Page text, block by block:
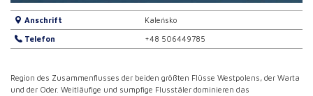
Anschrift Kaleńsko
Telefon +48 506449785
Region des Zusammenflusses der beiden größten Flüsse Westpolens, der Warta
und der Oder. Weitläufige und sumpfige Flusstäler dominieren das